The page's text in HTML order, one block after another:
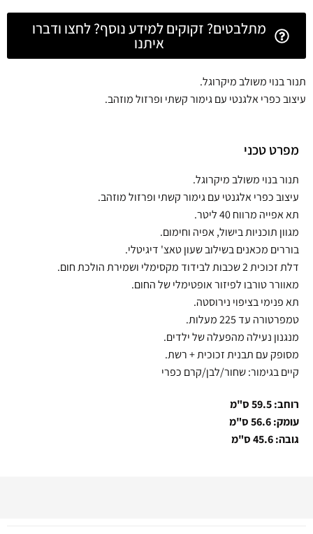
מתלבטים? זקוקים למידע נוסף? לחצו ודברו
איתנו
תנור בנוי משולב מיקרוגל.
עיצוב כפרי אלגנטי עם גימור קשתי ופרזול מוזהב.
מפרט טכני
תנור בנוי משולב מיקרוגל.
עיצוב כפרי אלגנטי עם גימור קשתי ופרזול מוזהב.
תא אפייה מרווח 40 ליטר.
מגוון תוכניות בישול, אפיה וחימום.
בוררים מכאנים בשילוב שעון טאצ' דיגיטלי.
דלת זכוכית 2 שכבות לבידוד מקסימלי ושמירת הולכת חום.
מאוורר טורבו לפיזור אופטימלי של החום.
תא פנימי בציפוי נירוסטה.
טמפרטורה עד 225 מעלות.
מנגנון נעילה מהפעלה של ילדים.
מסופק עם תבנית זכוכית + רשת.
קיים בגימור: שחור/לבן/קרם כפרי
רוחב: 59.5 ס"מ
עומק: 56.6 ס"מ
גובה: 45.6 ס"מ